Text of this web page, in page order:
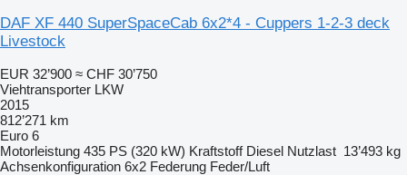
DAF XF 440 SuperSpaceCab 6x2*4 - Cuppers 1-2-3 deck
Livestock
EUR 32’900 ≈ CHF 30’750
Viehtransporter LKW
2015
812’271 km
Euro 6
Motorleistung 435 PS (320 kW) Kraftstoff Diesel Nutzlast 13’493 kg
Achsenkonfiguration 6x2 Federung Feder/Luft